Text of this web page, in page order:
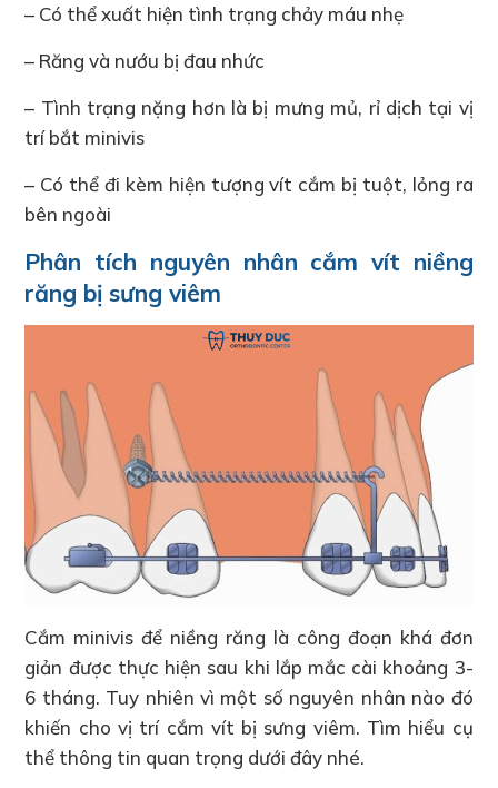
– Có thể xuất hiện tình trạng chảy máu nhẹ
– Răng và nướu bị đau nhức
– Tình trạng nặng hơn là bị mưng mủ, rỉ dịch tại vị
trí bắt minivis
– Có thể đi kèm hiện tượng vít cắm bị tuột, lỏng ra
bên ngoài
Phân tích nguyên nhân cắm vít niềng
răng bị sưng viêm
Cắm minivis để niềng răng là công đoạn khá đơn
giản được thực hiện sau khi lắp mắc cài khoảng 3-
6 tháng. Tuy nhiên vì một số nguyên nhân nào đó
khiến cho vị trí cắm vít bị sưng viêm. Tìm hiểu cụ
thể thông tin quan trọng dưới đây nhé.